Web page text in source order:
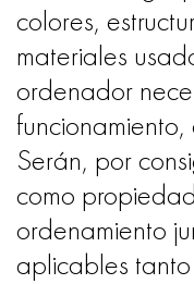
colores,
materiales
ordenador
Serán, por
como
ordenamiento
aplicables